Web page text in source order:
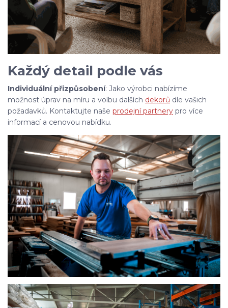
Každý detail podle vás
Individuální přizpůsobení: Jako výrobci nabízíme
možnost úprav na míru a volbu dalších dekorů dle vašich
požadavků. Kontaktujte naše prodejní partnery pro více
informací a cenovou nabídku.